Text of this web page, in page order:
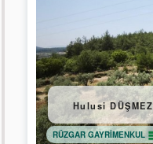
EPA
DETAY
GAYRİMENKUL
EPA
STC
Gayrimenkul
RÜZGAR GAYRİMENKUL
Hulusi DÜŞMEZ